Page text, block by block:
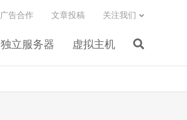
独立服务器 虚拟主机
广告合作 文章投稿 关注我们